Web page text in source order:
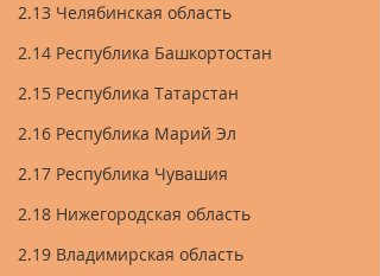
2.13 Челябинская область
2.14 Республика Башкортостан
2.15 Республика Татарстан
2.16 Республика Марий Эл
2.17 Республика Чувашия
2.18 Нижегородская область
2.19 Владимирская область